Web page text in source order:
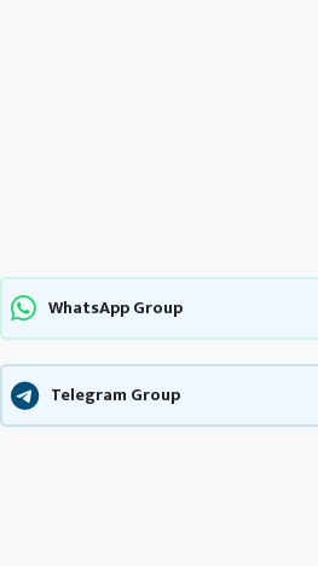
WhatsApp Group
Telegram Group